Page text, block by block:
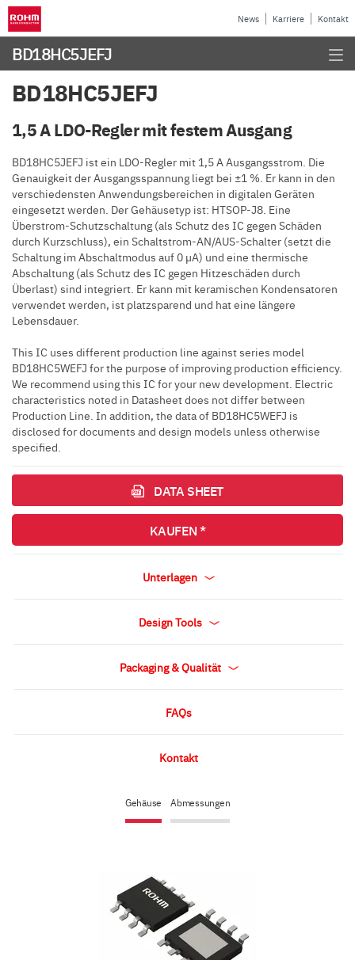
News Karriere Kontakt
BD18HC5JEFJ
Gehäuse Abmessungen
BD18HC5JEFJ
1,5 A LDO-Regler mit festem Ausgang
BD18HC5JEFJ ist ein LDO-Regler mit 1,5 A Ausgangsstrom. Die
Genauigkeit der Ausgangsspannung liegt bei ±1 %. Er kann in den
verschiedensten Anwendungsbereichen in digitalen Geräten
eingesetzt werden. Der Gehäusetyp ist: HTSOP-J8. Eine
Überstrom-Schutzschaltung (als Schutz des IC gegen Schäden
durch Kurzschluss), ein Schaltstrom-AN/AUS-Schalter (setzt die
Schaltung im Abschaltmodus auf 0 µA) und eine thermische
Abschaltung (als Schutz des IC gegen Hitzeschäden durch
Überlast) sind integriert. Er kann mit keramischen Kondensatoren
verwendet werden, ist platzsparend und hat eine längere
Lebensdauer.
This IC uses different production line against series model
BD18HC5WEFJ for the purpose of improving production efficiency.
We recommend using this IC for your new development. Electric
characteristics noted in Datasheet does not differ between
Production Line. In addition, the data of BD18HC5WEFJ is
disclosed for documents and design models unless otherwise
specified.
DATA SHEET
KAUFEN *
Unterlagen
Design Tools
Packaging & Qualität
FAQs
Kontakt